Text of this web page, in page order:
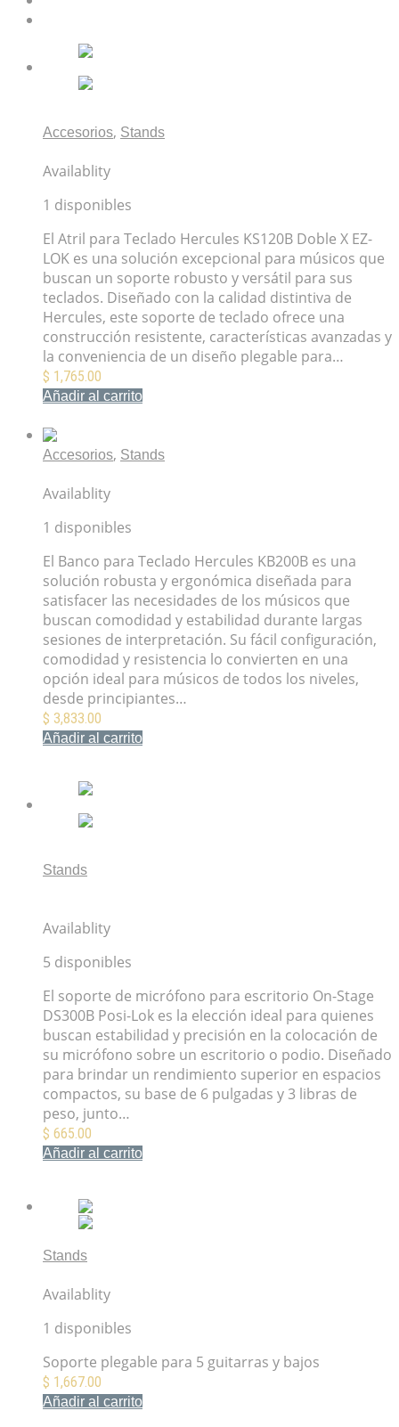
Accesorios, Stands
Availablity
1 disponibles
El Atril para Teclado Hercules KS120B Doble X EZ-
LOK es una solución excepcional para músicos que
buscan un soporte robusto y versátil para sus
teclados. Diseñado con la calidad distintiva de
Hercules, este soporte de teclado ofrece una
construcción resistente, características avanzadas y
la conveniencia de un diseño plegable para…
$ 1,765.00
Añadir al carrito
Accesorios, Stands
Availablity
1 disponibles
El Banco para Teclado Hercules KB200B es una
solución robusta y ergonómica diseñada para
satisfacer las necesidades de los músicos que
buscan comodidad y estabilidad durante largas
sesiones de interpretación. Su fácil configuración,
comodidad y resistencia lo convierten en una
opción ideal para músicos de todos los niveles,
desde principiantes…
$ 3,833.00
Añadir al carrito
Stands
Availablity
5 disponibles
El soporte de micrófono para escritorio On-Stage
DS300B Posi-Lok es la elección ideal para quienes
buscan estabilidad y precisión en la colocación de
su micrófono sobre un escritorio o podio. Diseñado
para brindar un rendimiento superior en espacios
compactos, su base de 6 pulgadas y 3 libras de
peso, junto…
$ 665.00
Añadir al carrito
Stands
Availablity
1 disponibles
Soporte plegable para 5 guitarras y bajos
$ 1,667.00
Añadir al carrito